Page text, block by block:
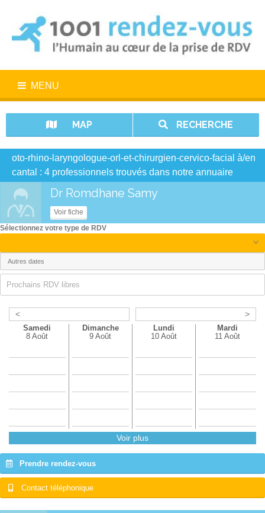
MENU
MAP RECHERCHE
oto-rhino-laryngologue-orl-et-chirurgien-cervico-facial à/en
cantal : 4 professionnels trouvés dans notre annuaire
Dr Romdhane Samy
Voir fiche
< >
Samedi
8 Août
Dimanche
9 Août
Lundi
10 Août
Mardi
11 Août
Voir plus
Prendre rendez-vous
Contact téléphonique
Sélectionnez votre type de RDV
Prochains RDV libres